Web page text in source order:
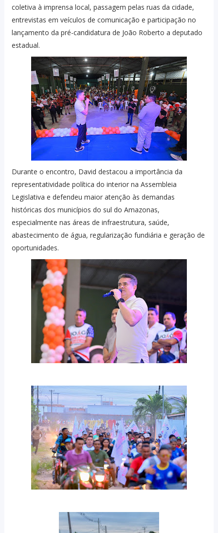
coletiva à imprensa local, passagem pelas ruas da cidade,
entrevistas em veículos de comunicação e participação no
lançamento da pré-candidatura de João Roberto a deputado
estadual.
Durante o encontro, David destacou a importância da
representatividade política do interior na Assembleia
Legislativa e defendeu maior atenção às demandas
históricas dos municípios do sul do Amazonas,
especialmente nas áreas de infraestrutura, saúde,
abastecimento de água, regularização fundiária e geração de
oportunidades.